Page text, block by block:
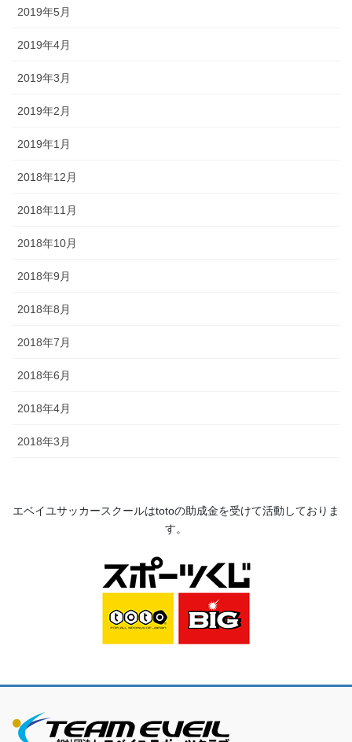
2019年5月
2019年4月
2019年3月
2019年2月
2019年1月
2018年12月
2018年11月
2018年10月
2018年9月
2018年8月
2018年7月
2018年6月
2018年4月
2018年3月
エベイユサッカースクールはtotoの助成金を受けて活動してお りま
す。